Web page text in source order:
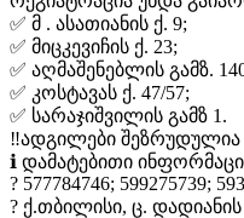
✅ მ . ასათიანის ქ. 9;
✅ მიცკევიჩის ქ. 23;
✅ აღმაშენებლის გამზ.
✅ კოსტავას ქ. 47/57;
✅ სარაჯიშვილის გამზ 1.
‼️ადგილები შეზრუდულია
ℹ დამატებითი
? 577784746; 599275739;
? ქ.თბილისი, ც. დადიანის